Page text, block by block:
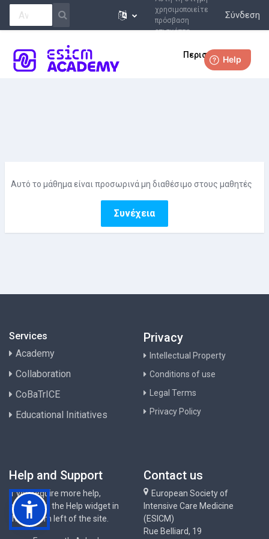
χρησιμοποιείτε
πρόσβαση
επισκέπτη
Σύνδεση
Περισσότερα
Αυτό το μάθημα είναι προσωρινά μη διαθέσιμο στους μαθητές
Συνέχεια
Services
Academy
Collaboration
CoBaTrICE
Educational Initiatives
Privacy
Intellectual Property
Conditions of use
Legal Terms
Privacy Policy
Help and Support
If you require more help,
please use the Help widget in
the bottom left of the site.
Contact us
European Society of
Intensive Care Medicine
(ESICM)
Rue Belliard, 19